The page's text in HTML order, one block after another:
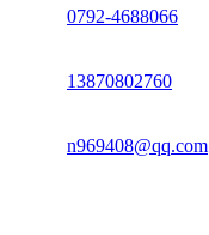
0792-4688066
13870802760
n969408@qq.com